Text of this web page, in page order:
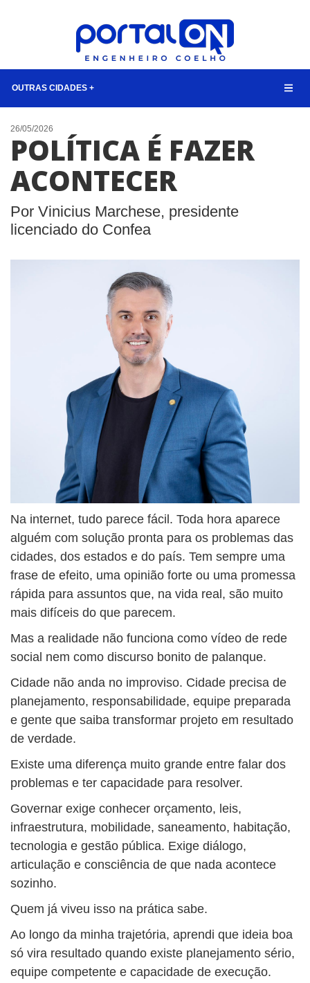
OUTRAS CIDADES +
NOTÍCIAS
LISTA DIGITAL
TELEFONES ÚTEIS
ANUNCIE
BUSCAR
26/05/2026
POLÍTICA É FAZER
ACONTECER
Por Vinicius Marchese, presidente
licenciado do Confea
Na internet, tudo parece fácil. Toda hora aparece
alguém com solução pronta para os problemas das
cidades, dos estados e do país. Tem sempre uma
frase de efeito, uma opinião forte ou uma promessa
rápida para assuntos que, na vida real, são muito
mais difíceis do que parecem.
Mas a realidade não funciona como vídeo de rede
social nem como discurso bonito de palanque.
Cidade não anda no improviso. Cidade precisa de
planejamento, responsabilidade, equipe preparada
e gente que saiba transformar projeto em resultado
de verdade.
Existe uma diferença muito grande entre falar dos
problemas e ter capacidade para resolver.
Governar exige conhecer orçamento, leis,
infraestrutura, mobilidade, saneamento, habitação,
tecnologia e gestão pública. Exige diálogo,
articulação e consciência de que nada acontece
sozinho.
Quem já viveu isso na prática sabe.
Ao longo da minha trajetória, aprendi que ideia boa
só vira resultado quando existe planejamento sério,
equipe competente e capacidade de execução.